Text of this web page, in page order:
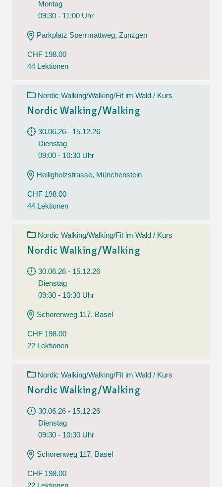
Montag
09:30 - 11:00 Uhr
Parkplatz Sperrmattweg, Zunzgen
CHF 198.00
44 Lektionen
Nordic Walking/Walking/Fit im Wald / Kurs
Nordic Walking/Walking
30.06.26 - 15.12.26
Dienstag
09:00 - 10:30 Uhr
Heiligholzstrasse, Münchenstein
CHF 198.00
44 Lektionen
Nordic Walking/Walking/Fit im Wald / Kurs
Nordic Walking/Walking
30.06.26 - 15.12.26
Dienstag
09:30 - 10:30 Uhr
Schorenweg 117, Basel
CHF 198.00
22 Lektionen
Nordic Walking/Walking/Fit im Wald / Kurs
Nordic Walking/Walking
30.06.26 - 15.12.26
Dienstag
09:30 - 10:30 Uhr
Schorenweg 117, Basel
CHF 198.00
22 Lektionen